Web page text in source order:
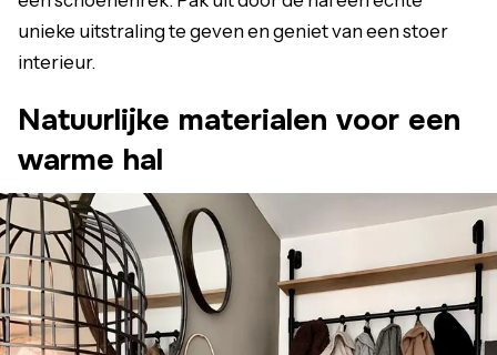
unieke uitstraling te geven en geniet van een stoer
interieur.
Natuurlijke materialen voor een
warme hal